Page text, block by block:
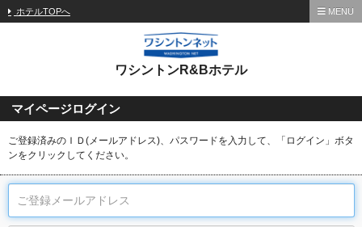
ホテルTOPへ MENU
ワシントンR&Bホテル
マイページログイン
ご登録済みのＩＤ(メールアドレス)、パスワードを入力して、「ログイン」ボタ
ンをクリックしてください。